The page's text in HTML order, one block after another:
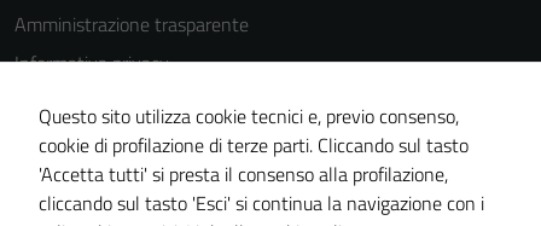
Amministrazione trasparente
Informativa privacy
Cookie Policy
Note legali
Dichiarazione di accessibilità
Piano di miglioramento del sito
Questo sito utilizza cookie tecnici e, previo consenso,
cookie di profilazione di terze parti. Cliccando sul tasto
'Accetta tutti' si presta il consenso alla profilazione,
cliccando sul tasto 'Esci' si continua la navigazione con i